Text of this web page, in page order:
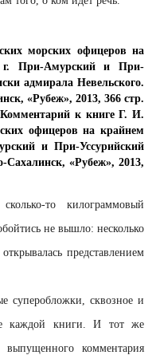
морских офицеров на
г. При-Амурский и При-
адмирала Невельского.
«Рубеж», 2013, 366 стр.
к книге Г. И.
офицеров на крайнем
и При-Уссурийский
«Рубеж», 2013,
то килограммовый
не вышло: несколько
представлением
суперобложки, сквозное и
каждой книги. И тот же
комментария